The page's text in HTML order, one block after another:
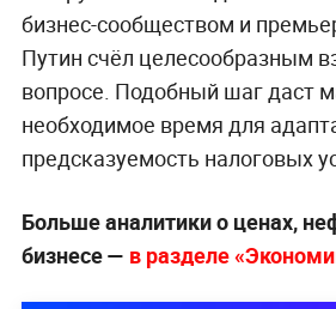
бизнес-сообществом и
Путин счёл целесообразным
вопросе. Подобный шаг даст
необходимое время для
предсказуемость налоговых
Больше аналитики о ценах,
бизнесе — в разделе